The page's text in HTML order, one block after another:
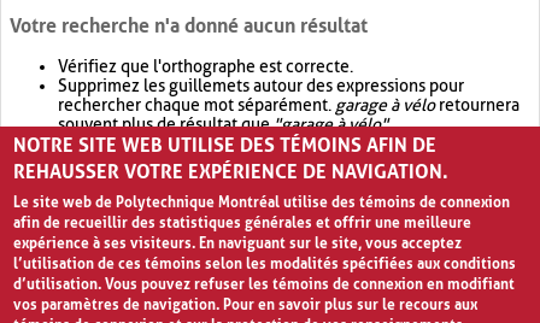
Votre recherche n'a donné aucun résultat
Vérifiez que l'orthographe est correcte.
Supprimez les guillemets autour des expressions pour
rechercher chaque mot séparément. garage à véloretournera
souvent plus de résultat que"garage à vélo".
Envisagez d'élargir votre recherche avec OR.garage OR vélo
retournera souvent plus de résultat quegarage à vélo
NOTRE SITE WEB UTILISE DES TÉMOINS AFIN DE
REHAUSSER VOTRE EXPÉRIENCE DE NAVIGATION.
Le site web de Polytechnique Montréal utilise des témoins de connexion
afin de recueillir des statistiques générales et offrir une meilleure
expérience à ses visiteurs. En naviguant sur le site, vous acceptez
l’utilisation de ces témoins selon les modalités spécifiées aux conditions
d’utilisation. Vous pouvez refuser les témoins de connexion en modifiant
vos paramètres de navigation. Pour en savoir plus sur le recours aux